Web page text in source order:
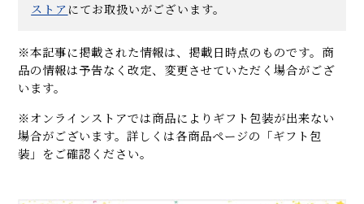
ストア にてお取扱いがございます。
※本記事に掲載された情報は、掲載日時点のものです。商
品の情報は予告なく改定、変更させていただく場合がござ
います。
※オンラインストアでは商品によりギフト包装が出来ない
場合がございます。詳しくは各商品ページの「ギフト包
装」をご確認ください。